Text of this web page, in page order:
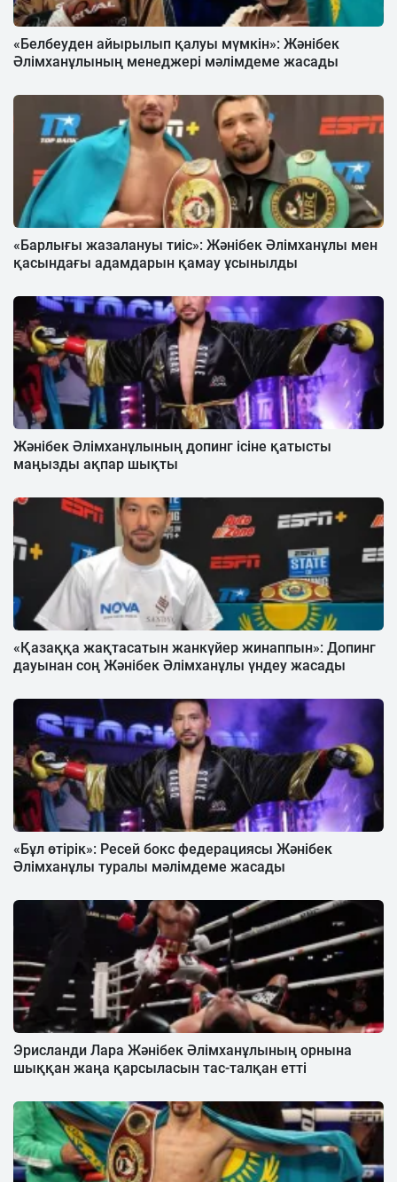
«Белбеуден айырылып қалуы мүмкін»: Жәнібек
Әлімханұлының менеджері мәлімдеме жасады
«Барлығы жазалануы тиіс»: Жәнібек Әлімханұлы мен
қасындағы адамдарын қамау ұсынылды
Жәнібек Әлімханұлының допинг ісіне қатысты
маңызды ақпар шықты
«Қазаққа жақтасатын жанкүйер жинаппын»: Допинг
дауынан соң Жәнібек Әлімханұлы үндеу жасады
«Бұл өтірік»: Ресей бокс федерациясы Жәнібек
Әлімханұлы туралы мәлімдеме жасады
Эрисланди Лара Жәнібек Әлімханұлының орнына
шыққан жаңа қарсыласын тас-талқан етті